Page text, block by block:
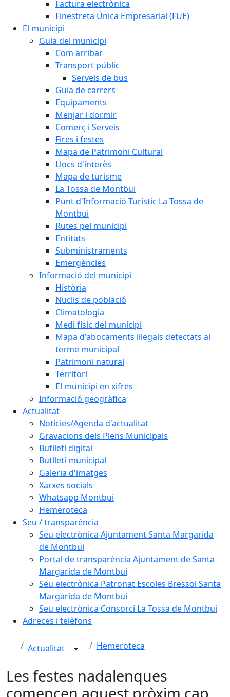
Factura electrònica
Finestreta Única Empresarial (FUE)
El municipi
Guia del municipi
Com arribar
Transport públic
Serveis de bus
Guia de carrers
Equipaments
Menjar i dormir
Comerç i Serveis
Fires i festes
Mapa de Patrimoni Cultural
Llocs d'interès
Mapa de turisme
La Tossa de Montbui
Punt d'Informació Turístic La Tossa de
Montbui
Rutes pel municipi
Entitats
Subministraments
Emergències
Informació del municipi
Història
Nuclis de població
Climatologia
Medi físic del municipi
Mapa d'abocaments il·legals detectats al
terme municipal
Patrimoni natural
Territori
El municipi en xifres
Informació geogràfica
Actualitat
Notícies/Agenda d'actualitat
Gravacions dels Plens Municipals
Butlletí digital
Butlletí municipal
Galeria d'imatges
Xarxes socials
Whatsapp Montbui
Hemeroteca
Seu / transparència
Seu electrònica Ajuntament Santa Margarida
de Montbui
Portal de transparència Ajuntament de Santa
Margarida de Montbui
Seu electrònica Patronat Escoles Bressol Santa
Margarida de Montbui
Seu electrònica Consorci La Tossa de Montbui
Adreces i telèfons
Actualitat Hemeroteca
Les festes nadalenques